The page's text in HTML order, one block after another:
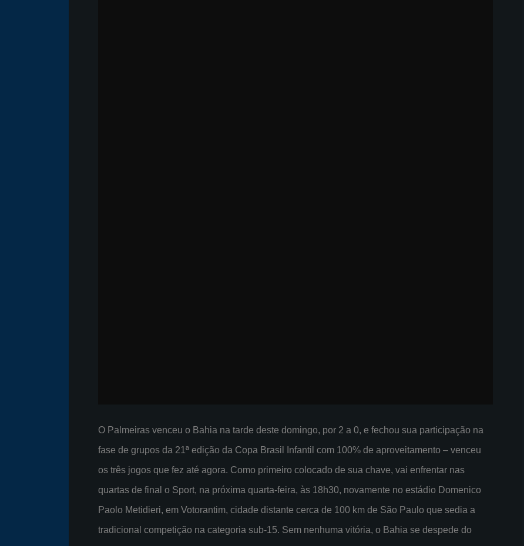
O Palmeiras venceu o Bahia na tarde deste domingo, por 2 a 0, e fechou sua participação na
fase de grupos da 21ª edição da Copa Brasil Infantil com 100% de aproveitamento – venceu
os três jogos que fez até agora. Como primeiro colocado de sua chave, vai enfrentar nas
quartas de final o Sport, na próxima quarta-feira, às 18h30, novamente no estádio Domenico
Paolo Metidieri, em Votorantim, cidade distante cerca de 100 km de São Paulo que sedia a
tradicional competição na categoria sub-15. Sem nenhuma vitória, o Bahia se despede do